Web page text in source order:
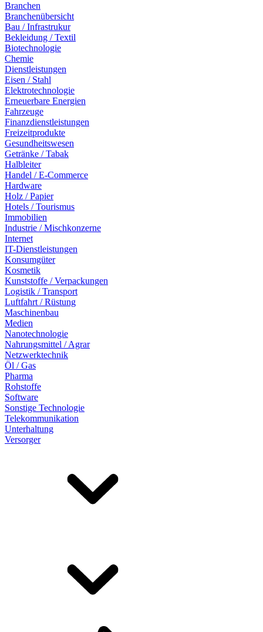
Branchen
Branchenübersicht
Bau / Infrastrukur
Bekleidung / Textil
Biotechnologie
Chemie
Dienstleistungen
Eisen / Stahl
Elektrotechnologie
Erneuerbare Energien
Fahrzeuge
Finanzdienstleistungen
Freizeitprodukte
Gesundheitswesen
Getränke / Tabak
Halbleiter
Handel / E-Commerce
Hardware
Holz / Papier
Hotels / Tourismus
Immobilien
Industrie / Mischkonzerne
Internet
IT-Dienstleistungen
Konsumgüter
Kosmetik
Kunststoffe / Verpackungen
Logistik / Transport
Luftfahrt / Rüstung
Maschinenbau
Medien
Nanotechnologie
Nahrungsmittel / Agrar
Netzwerktechnik
Öl / Gas
Pharma
Rohstoffe
Software
Sonstige Technologie
Telekommunikation
Unterhaltung
Versorger